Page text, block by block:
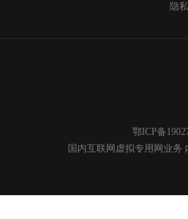
隐
鄂ICP备
国内互联网虚拟专用网业务